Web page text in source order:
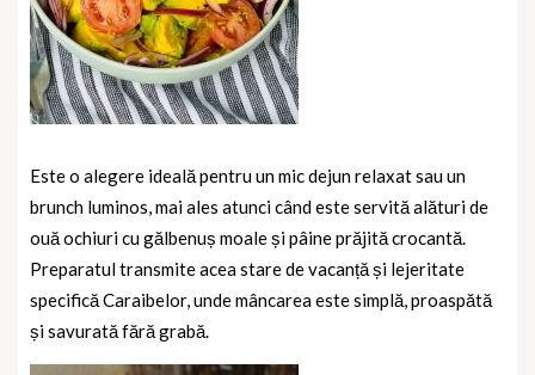
Este o alegere ideală pentru un mic dejun relaxat sau un
brunch luminos, mai ales atunci când este servită alături de
ouă ochiuri cu gălbenuș moale și pâine prăjită crocantă.
Preparatul transmite acea stare de vacanță și lejeritate
specifică Caraibelor, unde mâncarea este simplă, proaspătă
și savurată fără grabă.